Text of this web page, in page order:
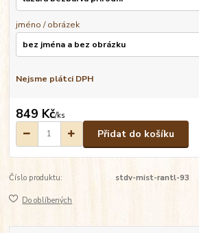
jméno / obrázek
Nejsme plátci DPH
849 Kč/ks
Přidat do košíku
Číslo produktu: stdv-mist-rantl-93
Do oblíbených